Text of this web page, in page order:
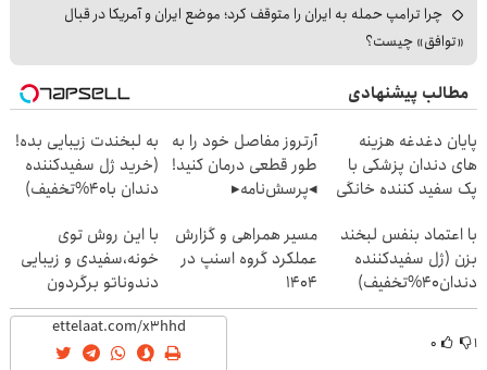
چرا ترامپ حمله به ایران را متوقف کرد؛ موضع ایران و آمریکا در قبال
«توافق» چیست؟
مطالب پیشنهادی
پایان دغدغه هزینه
های دندان پزشکی با
پک سفید کننده خانگی
آرتروز مفاصل خود را به
طور قطعی درمان کنید!
◂پرسش‌نامه▸
به لبخندت زیبایی بده!
(خرید ژل سفیدکننده
دندان با40%تخفیف)
با اعتماد بنفس لبخند
بزن (ژل سفیدکننده
دندان40%تخفیف)
مسیر همراهی و گزارش
عملکرد گروه اسنپ در
۱۴۰۴
با این روش توی
خونه،سفیدی و زیبایی
دندوناتو برگردون
(40%off)
۱ ۰